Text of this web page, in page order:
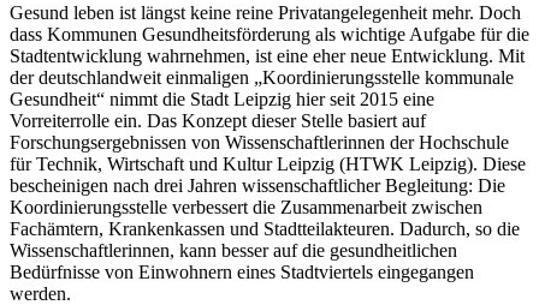
Gesund leben ist längst keine reine Privatangelegenheit mehr. Doch
dass Kommunen Gesundheitsförderung als wichtige Aufgabe für die
Stadtentwicklung wahrnehmen, ist eine eher neue Entwicklung. Mit
der deutschlandweit einmaligen „Koordinierungsstelle kommunale
Gesundheit“ nimmt die Stadt Leipzig hier seit 2015 eine
Vorreiterrolle ein. Das Konzept dieser Stelle basiert auf
Forschungsergebnissen von Wissenschaftlerinnen der Hochschule
für Technik, Wirtschaft und Kultur Leipzig (HTWK Leipzig). Diese
bescheinigen nach drei Jahren wissenschaftlicher Begleitung: Die
Koordinierungsstelle verbessert die Zusammenarbeit zwischen
Fachämtern, Krankenkassen und Stadtteilakteuren. Dadurch, so die
Wissenschaftlerinnen, kann besser auf die gesundheitlichen
Bedürfnisse von Einwohnern eines Stadtviertels eingegangen
werden.